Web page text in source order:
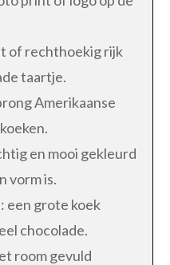
of rechthoekig rijk
taartje.
Amerikaanse
en mooi gekleurd
vorm is.
een grote koek
chocolade.
room gevuld